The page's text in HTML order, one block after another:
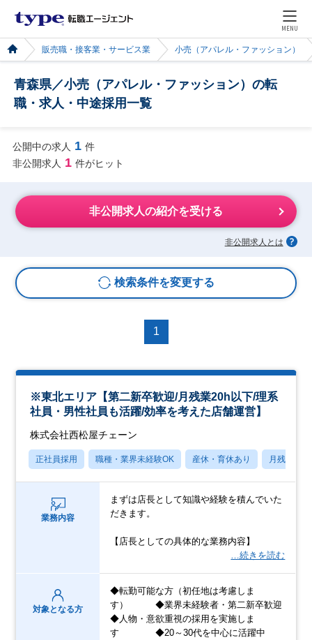
MENU
販売職・接客業・サービス業 小売（アパレル・ファッション）
青森県／小売（アパレル・ファッション）の転
職・求人・中途採用一覧
公開中の求人 1 件
非公開求人 1 件がヒット
非公開求人の紹介を受ける
非公開求人とは
検索条件を変更する
1
※東北エリア【第二新卒歓迎/月残業20h以下/理系
社員・男性社員も活躍/効率を考えた店舗運営】
株式会社西松屋チェーン
正社員採用 職種・業界未経験OK 産休・育休あり 月残業20
業務内容
まずは店長として知識や経験を積んでいた
だきます。
【店長としての具体的な業務内容】
…続きを読む
対象となる方
◆転勤可能な方（初任地は考慮しま
す） ◆業界未経験者・第二新卒歓迎
◆人物・意欲重視の採用を実施しま
す ◆20～30代を中心に活躍中